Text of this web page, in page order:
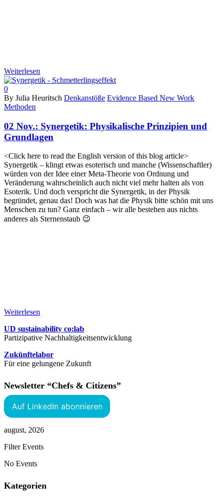
Weiterlesen
0
By Julia Heuritsch Denkanstöße Evidence Based New Work
Methoden
02 Nov.: Synergetik: Physikalische Prinzipien und
Grundlagen
<Click here to read the English version of this blog article>
Synergetik – klingt etwas esoterisch und manche (Wissenschaftler)
würden von der Idee einer Meta-Theorie von Ordnung und
Veränderung wahrscheinlich auch nicht viel mehr halten als von
Esoterik. Und doch verspricht die Synergetik, in der Physik
begründet, genau das! Doch was hat die Physik bitte schön mit uns
Menschen zu tun? Ganz einfach – wir alle bestehen aus nichts
anderes als Sternenstaub 😉
Weiterlesen
UD sustainability co:lab
Partizipative Nachhaltigkeitsentwicklung
Zukünftelabor
Für eine gelungene Zukunft
Newsletter “Chefs & Citizens”
Auf LinkedIn abonnieren
august, 2026
Filter Events
No Events
Kategorien